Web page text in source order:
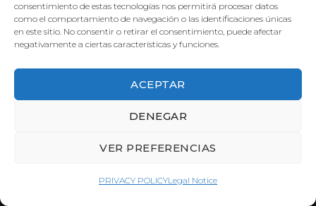
consentimiento de estas tecnologías nos permitirá procesar datos
como el comportamiento de navegación o las identificaciones únicas
en este sitio. No consentir o retirar el consentimiento, puede afectar
negativamente a ciertas características y funciones.
ACEPTAR
DENEGAR
VER PREFERENCIAS
PRIVACY POLICYLegal Notice
PHALACROCORAX CARBO
MATERNAL BEHAVIOURS OF
THE MOUSE